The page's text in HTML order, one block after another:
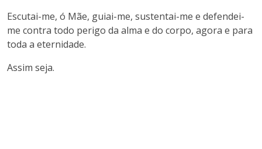
Escutai-me, ó Mãe, guiai-me, sustentai-me e defendei-
me contra todo perigo da alma e do corpo, agora e para
toda a eternidade.
Assim seja.